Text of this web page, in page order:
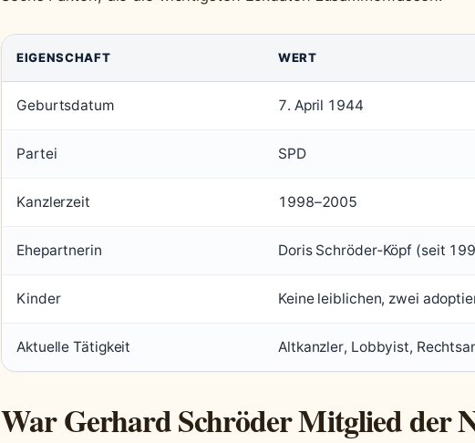
EIGENSCHAFT WERT
Geburtsdatum 7. April 1944
Partei SPD
Kanzlerzeit 1998–2005
Ehepartnerin Doris Schröder‑Köpf (seit
Kinder Keine leiblichen, zwei
Aktuelle Tätigkeit Altkanzler, Lobbyist,
War Gerhard Schröder Mitglied der